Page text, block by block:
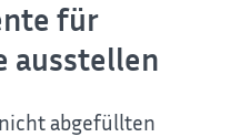
für
ausstellen
abgefüllten